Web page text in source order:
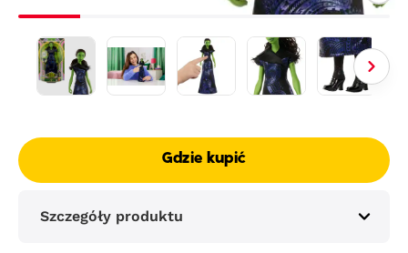
Gdzie kupić
Szczegóły produktu